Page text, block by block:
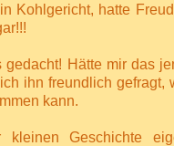
Kohlgericht, hatte
gedacht! Hätte mir das
ihn freundlich gefragt,
kann.
Geschichte